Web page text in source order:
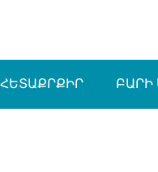
ՀԵՏԱՔՐՔԻՐ ԲԱՐԻ